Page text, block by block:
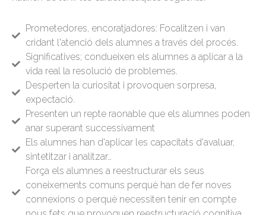
Prometedores, encoratjadores: Focalitzen i van
cridant l'atenció dels alumnes a través del procés.
Significatives; condueixen els alumnes a aplicar a la
vida real la resolució de problemes.
Desperten la curiositat i provoquen sorpresa,
expectació.
Presenten un repte raonable que els alumnes poden
anar superant successivament
Els alumnes han d'aplicar les capacitats d'avaluar,
sintetitzar i analitzar…
Força els alumnes a reestructurar els seus
coneixements comuns perquè han de fer noves
connexions o perquè necessiten tenir en compte